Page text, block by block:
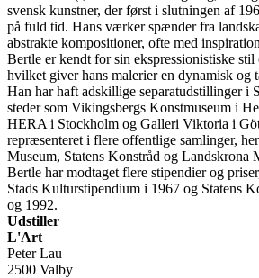
svensk kunstner, der først i slutningen af
på fuld tid. Hans værker spænder fra
abstrakte kompositioner, ofte med
Bertle er kendt for sin ekspressionistiske
hvilket giver hans malerier en dynamisk og
Han har haft adskillige separatudstillinger i
steder som Vikingsbergs Konstmuseum i
HERA i Stockholm og Galleri Viktoria i
repræsenteret i flere offentlige samlinger,
Museum, Statens Konstråd og Landskrona
Bertle har modtaget flere stipendier og
Stads Kulturstipendium i 1967 og Statens
og 1992.
Udstiller
L'Art
Peter Lau
2500 Valby